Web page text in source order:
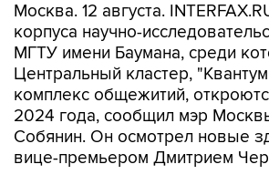
Москва. 12 августа.
корпуса научно-
МГТУ имени Баумана, среди
Центральный кластер,
комплекс общежитий,
2024 года, сообщил мэр
Собянин. Он осмотрел новые
вице-премьером Дмитрием